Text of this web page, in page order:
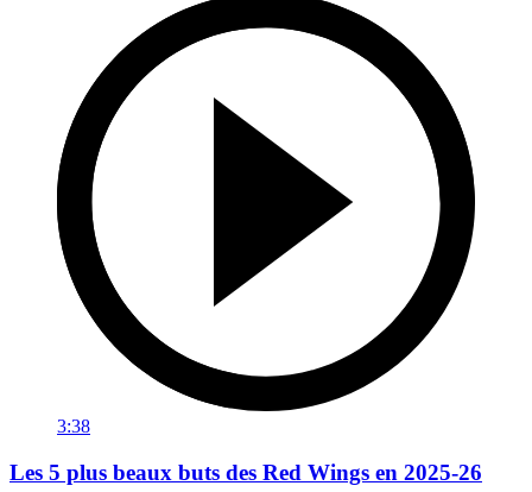
3:38
Les 5 plus beaux buts des Red Wings en 2025-26